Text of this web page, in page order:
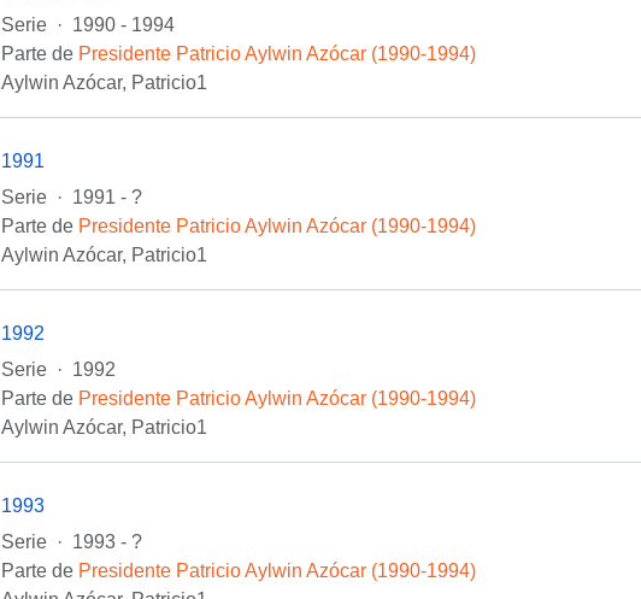
Serie · 1990 - 1994
Parte de Presidente Patricio Aylwin Azócar (1990-1994)
Aylwin Azócar, Patricio1
1991
Serie · 1991 - ?
Parte de Presidente Patricio Aylwin Azócar (1990-1994)
Aylwin Azócar, Patricio1
1992
Serie · 1992
Parte de Presidente Patricio Aylwin Azócar (1990-1994)
Aylwin Azócar, Patricio1
1993
Serie · 1993 - ?
Parte de Presidente Patricio Aylwin Azócar (1990-1994)